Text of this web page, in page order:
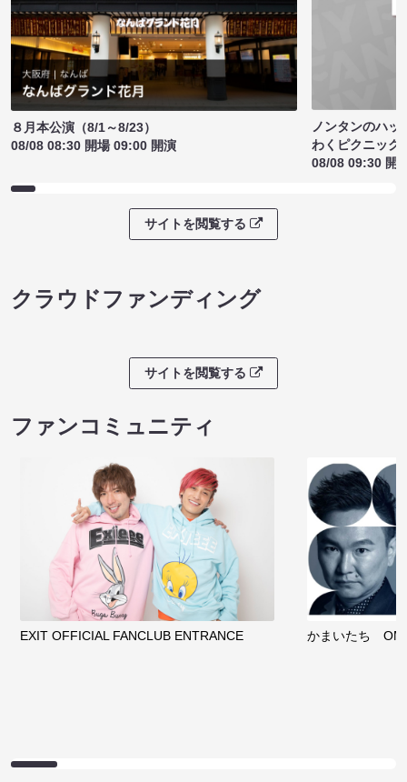
８月本公演（8/1～8/23）
08/08 08:30 開場 09:00 開演
ノンタンのハッ
わくピクニック
08/08 09:30 開
サイトを閲覧する
クラウドファンディング
サイトを閲覧する
ファンコミュニティ
EXIT OFFICIAL FANCLUB ENTRANCE かまいたち